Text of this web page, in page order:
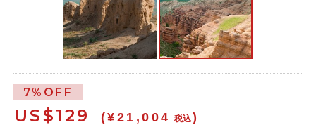
7%OFF
US$129 (¥21,004 税込)